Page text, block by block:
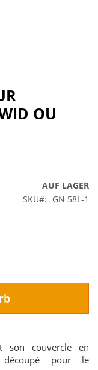
OU
AUF LAGER
SKU
GN 58L-1
couvercle en
découpé pour le